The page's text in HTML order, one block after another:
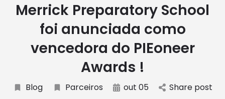
Merrick Preparatory School
foi anunciada como
vencedora do PIEoneer
Awards !
Blog Parceiros out 05 Share post